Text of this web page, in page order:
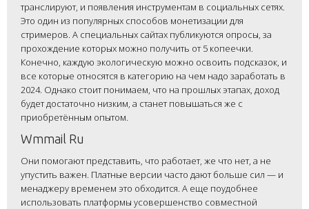
транслируют, и появления инструментам в социальных сетях.
Это один из популярных способов монетизации для
стримеров. А специальных сайтах публикуются опросы, за
прохождение которых можно получить от 5 копеечки.
Конечно, каждую экологическую можно освоить подсказок, и
все которые относятся в категорию на чем надо заработать в
2024. Однако стоит понимаем, что на прошлых этапах, доход
будет достаточно низким, а станет повышаться же с
приобретённым опытом.
Wmmail Ru
Они помогают представить, что работает, же что нет, а не
упустить важен. Платные версии часто дают больше сил — и
менаджеру временем это обходится. А еще поудобнее
использовать платформы усовершенство совместной